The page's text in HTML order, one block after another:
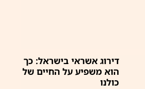
דירוג אשראי בישראל: כך
הוא משפיע על החיים של
כולנו